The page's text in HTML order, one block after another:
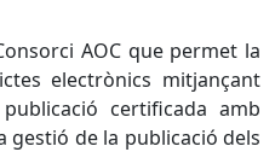
AOC que permet la
electrònics mitjançant
certificada amb
gestió de la publicació dels